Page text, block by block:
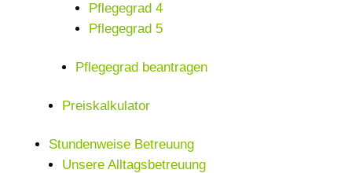
Pflegegrad 4
Pflegegrad 5
Pflegegrad beantragen
Preiskalkulator
Stundenweise Betreuung
Unsere Alltagsbetreuung